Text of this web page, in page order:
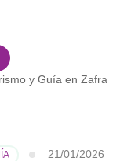
y Guía en Zafra
21/01/2026